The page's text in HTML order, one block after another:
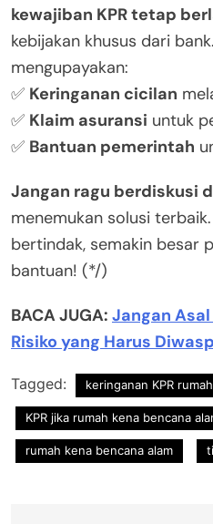
kewajiban KPR tetap
kebijakan khusus dari
mengupayakan:
✅ Keringanan cicilan
✅ Klaim asuransi untuk
✅ Bantuan pemerintah
Jangan ragu berdiskusi
menemukan solusi
bertindak, semakin besar
bantuan! (*/)
BACA JUGA: Jangan Asal
Risiko yang Harus
Tagged: keringanan KPR
KPR jika rumah kena bencana
rumah kena bencana alam